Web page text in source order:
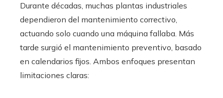
Durante décadas, muchas plantas industriales
dependieron del mantenimiento correctivo,
actuando solo cuando una máquina fallaba. Más
tarde surgió el mantenimiento preventivo, basado
en calendarios fijos. Ambos enfoques presentan
limitaciones claras: